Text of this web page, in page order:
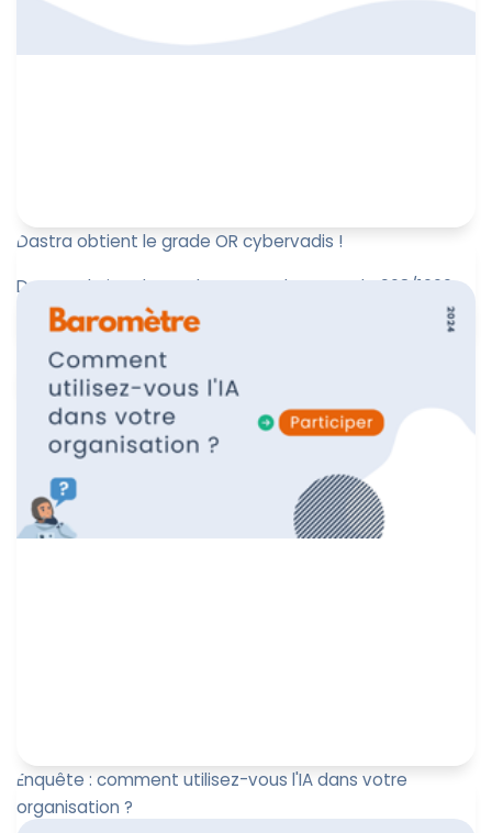
Dastra obtient le grade OR cybervadis !
Dastra obtient le grade Or avec le score de 908/1000
Cybervadis.
Marine Boquien
14 novembre 2024
Enquête : comment utilisez-vous l'IA dans votre
organisation ?